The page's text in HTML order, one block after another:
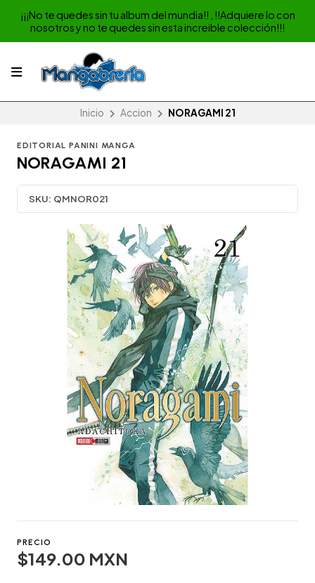
¡¡¡No te quedes sin tu album del mundia!! , !!Adquiere lo con
nosotros y no te quedes sin esta increible colección!!!
Inicio Accion NORAGAMI 21
EDITORIAL PANINI MANGA
NORAGAMI 21
SKU: QMNOR021
PRECIO
$149.00 MXN